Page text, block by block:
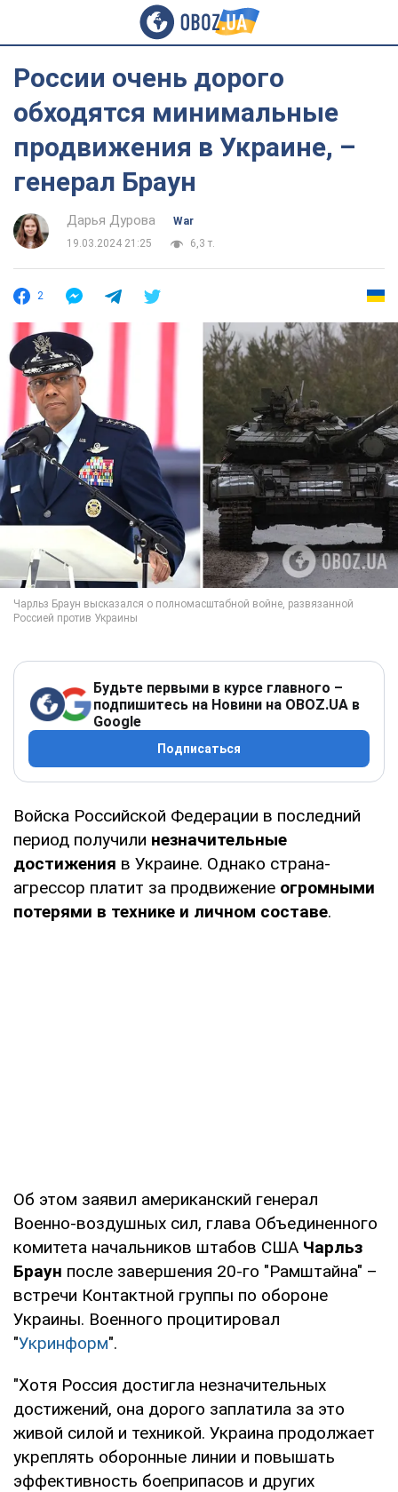
России очень дорого
обходятся минимальные
продвижения в Украине, –
генерал Браун
Дарья Дурова
War
19.03.2024 21:25
6,3 т.
2
Будьте первыми в курсе главного –
подпишитесь на Новини на OBOZ.UA в
Google
Подписаться
Войска Российской Федерации в последний
период получили незначительные
достижения в Украине. Однако страна-
агрессор платит за продвижение огромными
потерями в технике и личном составе.
Об этом заявил американский генерал
Военно-воздушных сил, глава Объединенного
комитета начальников штабов США Чарльз
Браун после завершения 20-го "Рамштайна" –
встречи Контактной группы по обороне
Украины. Военного процитировал
"Укринформ".
"Хотя Россия достигла незначительных
достижений, она дорого заплатила за это
живой силой и техникой. Украина продолжает
укреплять оборонные линии и повышать
эффективность боеприпасов и других